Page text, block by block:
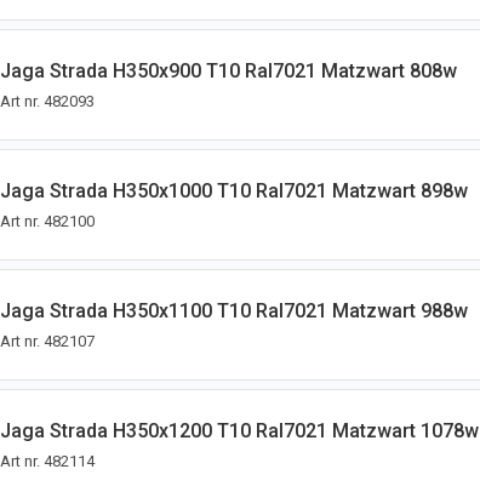
Jaga Strada H350x900 T10 Ral7021 Matzwart 808w
Art nr. 482093
Jaga Strada H350x1000 T10 Ral7021 Matzwart 898w
Art nr. 482100
Jaga Strada H350x1100 T10 Ral7021 Matzwart 988w
Art nr. 482107
Jaga Strada H350x1200 T10 Ral7021 Matzwart 1078w
Art nr. 482114